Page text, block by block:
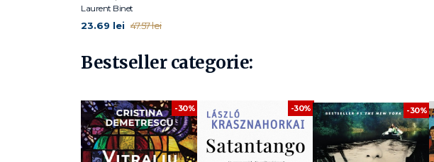
Laurent Binet
23.69 lei 47.57 lei
Bestseller categorie:
-30% -30% -30%